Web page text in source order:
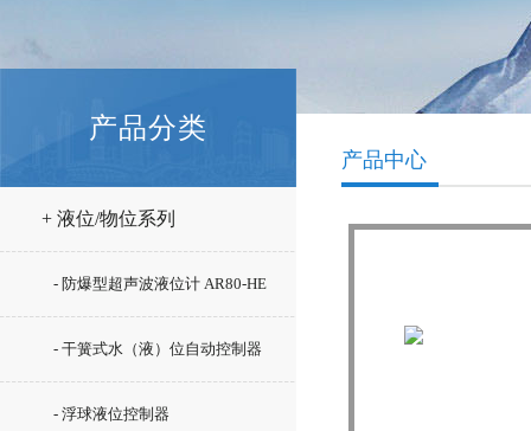
产品分类
+ 液位/物位系列
- 防爆型超声波液位计 AR80-HE
- 干簧式水（液）位自动控制器
GSK系列
- 浮球液位控制器
产品中心